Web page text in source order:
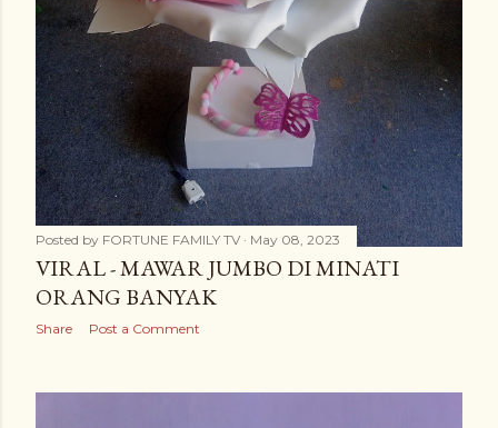
Posted by FORTUNE FAMILY TV May 08, 2023
VIRAL - MAWAR JUMBO DI MINATI
ORANG BANYAK
Share Post a Comment